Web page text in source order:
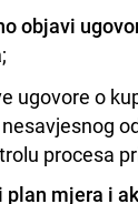
objavi
;
ugovore o
procesa
plan mjera i